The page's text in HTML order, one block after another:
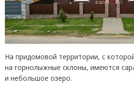
На придомовой территории, с
на горнолыжные склоны, имеются
и небольшое озеро.